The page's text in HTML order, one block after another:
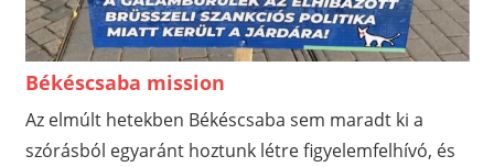
Békéscsaba mission
Az elmúlt hetekben Békéscsaba sem maradt ki a
szórásból egyaránt hoztunk létre figyelemfelhívó, és